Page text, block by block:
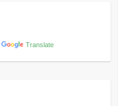
Translate